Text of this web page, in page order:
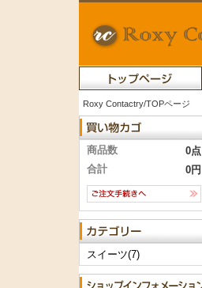
Roxy Contactry/TOPページ
商品数
0点
合計
0円
スイーツ(7)